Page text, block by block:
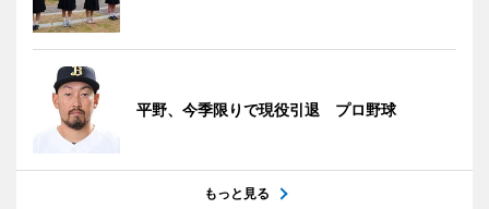
平野、今季限りで現役引退 プロ野球
もっと見る